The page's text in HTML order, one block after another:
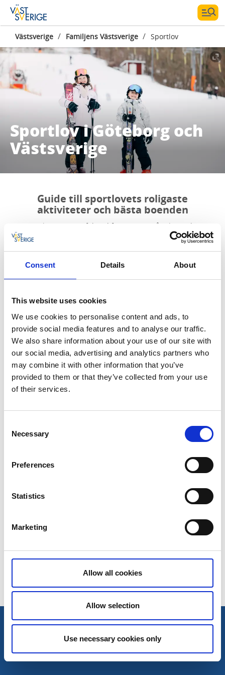
Consent Details About
This website uses cookies
We use cookies to personalise content and ads, to
provide social media features and to analyse our traffic.
We also share information about your use of our site with
our social media, advertising and analytics partners who
may combine it with other information that you’ve
provided to them or that they’ve collected from your use
of their services.
Selection
Necessary
Preferences
Statistics
Marketing
Allow all cookies
Allow selection
Use necessary cookies only
Västsverige / Familjens Västsverige / Sportlov
Sportlov i Göteborg och
Västsverige
Guide till sportlovets roligaste
aktiviteter och bästa boenden
Sportlov är en perfekt tid för att hitta på roliga saker
I Västsverige finns otroligt många spännande aktiviteter
under sportlovet. Du kan bland annat:
Besöka djurparker och klappa djur
Ta med barnen på en skön spavistelse
Skidåkning i backar och spår
Spana in hajarna på Havets Hus i Lysekil
Läs dig allt om svarta hål på ett Science center
Titta in hos Alfons Åberg i Göteborg
Delta i pysselverkstäder
året. Då kommer vi också kunna tipsa om prisvärda
paketerbjudanden för dig som vill boka in en övernattning
under sportlovet. Håll utkik här på hemsidan för att inte
Psst!Orkar du inte vänta tills sportlovet så hittar du massor
Till familjesidan
Senast uppdaterad:20 mars 2026